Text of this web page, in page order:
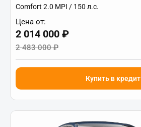
Comfort 2.0 MPI / 150 л.с.
Цена от:
2 014 000 ₽
2 483 000 ₽
Купить в кредит